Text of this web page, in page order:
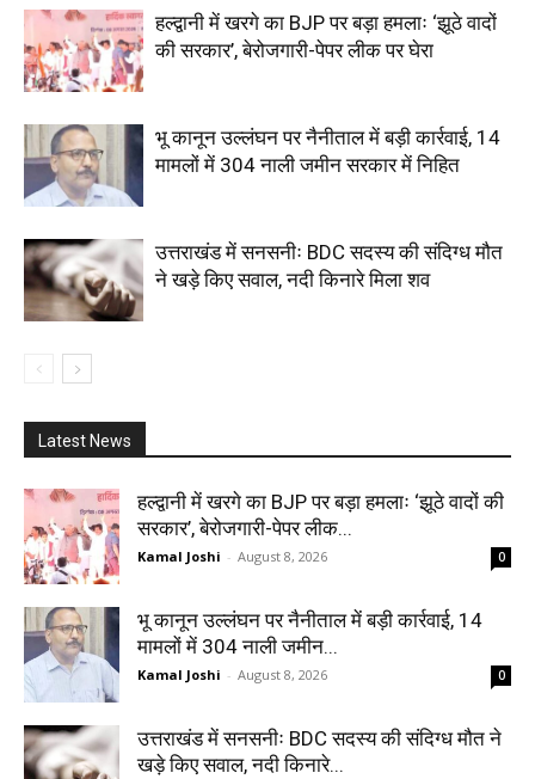
हल्द्वानी में खरगे का BJP पर बड़ा हमलाः ‘झूठे वादों
की सरकार’, बेरोजगारी-पेपर लीक पर घेरा
भू कानून उल्लंघन पर नैनीताल में बड़ी कार्रवाई, 14
मामलों में 304 नाली जमीन सरकार में निहित
उत्तराखंड में सनसनीः BDC सदस्य की संदिग्ध मौत
ने खड़े किए सवाल, नदी किनारे मिला शव
Latest News
हल्द्वानी में खरगे का BJP पर बड़ा हमलाः ‘झूठे वादों की
सरकार’, बेरोजगारी-पेपर लीक...
Kamal Joshi - August 8, 2026 0
भू कानून उल्लंघन पर नैनीताल में बड़ी कार्रवाई, 14
मामलों में 304 नाली जमीन...
Kamal Joshi - August 8, 2026 0
उत्तराखंड में सनसनीः BDC सदस्य की संदिग्ध मौत ने
खड़े किए सवाल, नदी किनारे...